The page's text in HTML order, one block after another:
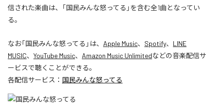
信された楽曲は、「国民みんな怒ってる」を含む全1曲となってい
る。
なお「国民みんな怒ってる 」は、 Apple Music、 Spotify、 LINE
MUSIC、 YouTube Music、 Amazon Music Unlimitedなどの音楽配信サ
ービスで聴くことができる。
各配信サービス： 国民みんな怒ってる